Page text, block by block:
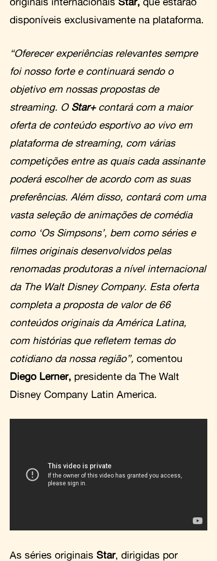
disponíveis exclusivamente na plataforma.
“Oferecer experiências relevantes sempre
foi nosso forte e continuará sendo o
objetivo em nossas propostas de
streaming. O Star+contará com a maior
oferta de conteúdo esportivo ao vivo em
plataforma de streaming, com várias
competições entre as quais cada assinante
poderá escolher de acordo com as suas
preferências. Além disso, contará com uma
vasta seleção de animações de comédia
como ‘Os Simpsons’, bem como séries e
filmes originais desenvolvidos pelas
renomadas produtoras a nível internacional
da The Walt Disney Company. Esta oferta
completa a proposta de valor de 66
conteúdos originais da América Latina,
com histórias que refletem temas do
cotidiano da nossa região”, comentou
Diego Lerner, presidente da The Walt
Disney Company Latin America.
As séries originais Star, dirigidas por